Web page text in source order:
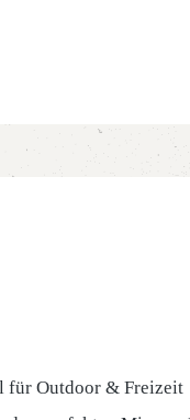
für Outdoor & Freizeit